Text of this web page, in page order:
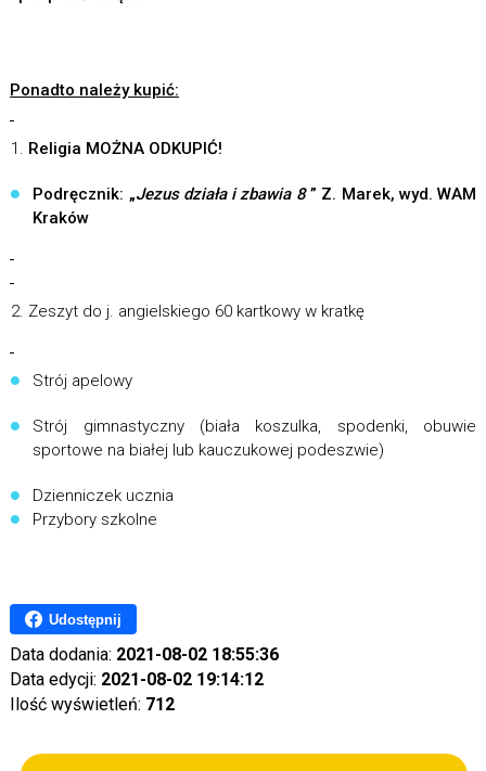
Ponadto należy kupić:
Religia MOŻNA ODKUPIĆ!
Podręcznik: „Jezus działa i zbawia 8” Z. Marek, wyd. WAM
Kraków
Zeszyt do j. angielskiego 60 kartkowy w kratkę
Strój apelowy
Strój gimnastyczny (biała koszulka, spodenki, obuwie
sportowe na białej lub kauczukowej podeszwie)
Dzienniczek ucznia
Przybory szkolne
Udostępnij
Data dodania: 2021-08-02 18:55:36
Data edycji: 2021-08-02 19:14:12
Ilość wyświetleń: 712